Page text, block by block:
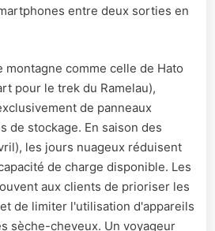
entre deux sorties en
montagne comme celle de Hato
pour le trek du Ramelau),
de panneaux
de stockage. En saison des
les jours nuageux réduisent
de charge disponible. Les
aux clients de prioriser les
de limiter l'utilisation d'appareils
sèche-cheveux. Un voyageur